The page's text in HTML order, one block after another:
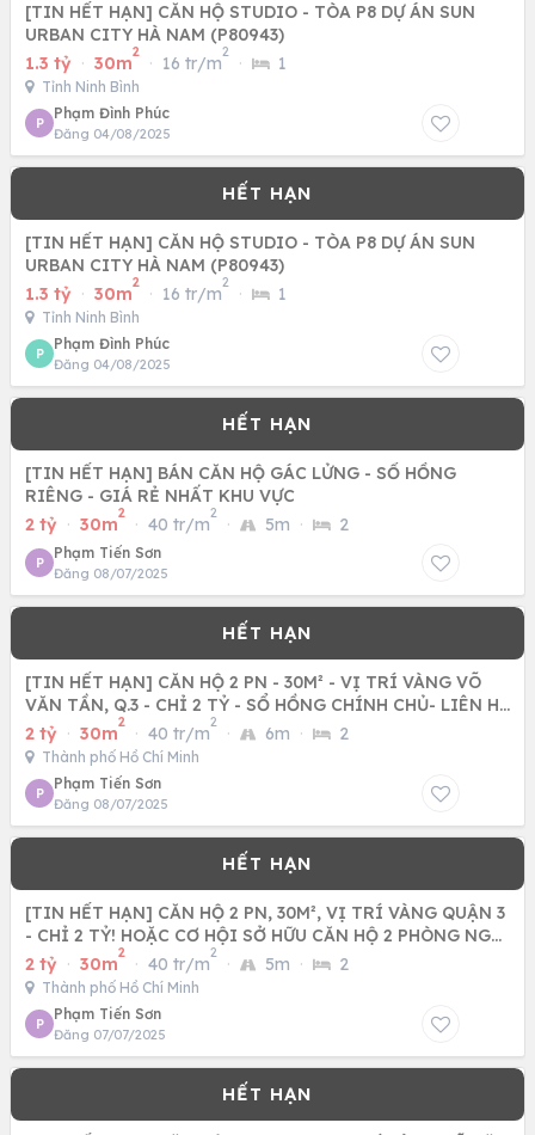
[TIN HẾT HẠN] CĂN HỘ STUDIO - TÒA P8 DỰ ÁN SUN
URBAN CITY HÀ NAM (P80943)
1.3 tỷ · 30m
2
· 16 tr/m
2
· 1
Tỉnh Ninh Bình
P
Phạm Đình Phúc
Đăng 04/08/2025
[TIN HẾT HẠN] CĂN HỘ STUDIO - TÒA P8 DỰ ÁN SUN
URBAN CITY HÀ NAM (P80943)
1.3 tỷ · 30m
2
· 16 tr/m
2
· 1
Tỉnh Ninh Bình
P
Phạm Đình Phúc
Đăng 04/08/2025
[TIN HẾT HẠN] BÁN CĂN HỘ GÁC LỬNG - SỔ HỒNG
RIÊNG - GIÁ RẺ NHẤT KHU VỰC
2 tỷ · 30m
2
· 40 tr/m
2
· 5m · 2
P
Phạm Tiến Sơn
Đăng 08/07/2025
[TIN HẾT HẠN] CĂN HỘ 2 PN - 30M² - VỊ TRÍ VÀNG VÕ
VĂN TẦN, Q.3 - CHỈ 2 TỶ - SỔ HỒNG CHÍNH CHỦ- LIÊN HỆ
NGAY
2 tỷ · 30m
2
· 40 tr/m
2
· 6m · 2
Thành phố Hồ Chí Minh
P
Phạm Tiến Sơn
Đăng 08/07/2025
[TIN HẾT HẠN] CĂN HỘ 2 PN, 30M², VỊ TRÍ VÀNG QUẬN 3
- CHỈ 2 TỶ! HOẶC CƠ HỘI SỞ HỮU CĂN HỘ 2 PHÒNG NGỦ
QUẬN 3,
2 tỷ · 30m
2
· 40 tr/m
2
· 5m · 2
Thành phố Hồ Chí Minh
P
Phạm Tiến Sơn
Đăng 07/07/2025